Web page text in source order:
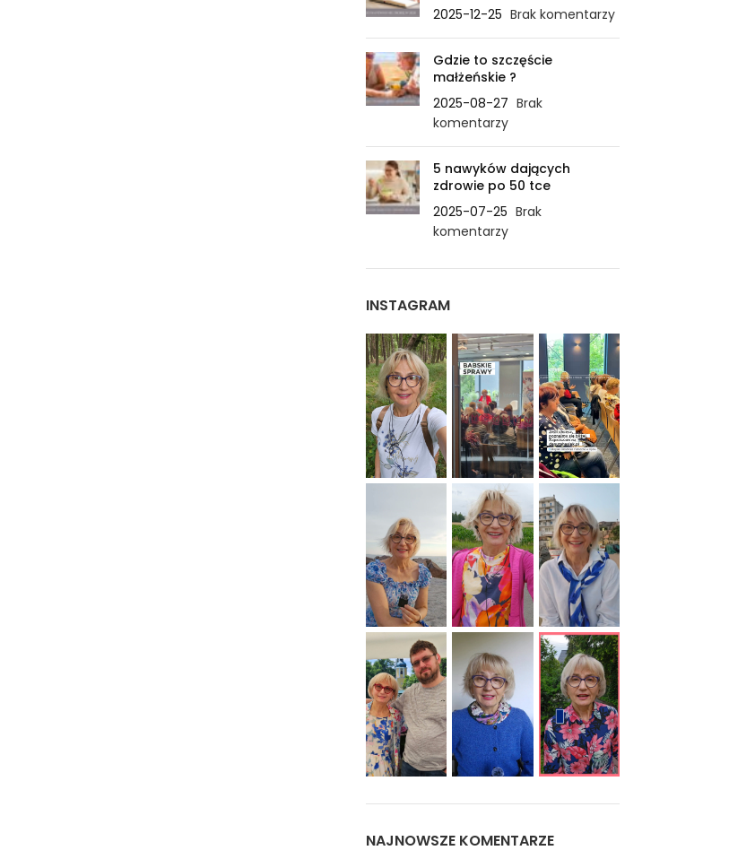
2025-12-25 Brak komentarzy
Gdzie to szczęście
małżeńskie ?
2025-08-27 Brak
komentarzy
5 nawyków dających
zdrowie po 50 tce
2025-07-25 Brak
komentarzy
INSTAGRAM
NAJNOWSZE KOMENTARZE